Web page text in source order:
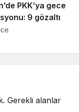
PKK’ya gece
9 gözaltı
Gerekli alanlar